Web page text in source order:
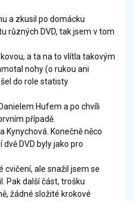
a zkusil po domácku
různých DVD, tak jsem v tom
a ta na to vlítla takovým
nohy (o rukou ani
do role statisty
Hufem a po chvíli
případě.
Kynychová. Konečně něco
DVD byly jako pro
cvičení, ale snažil jsem se
Pak další část, trošku
žádné složité krokové